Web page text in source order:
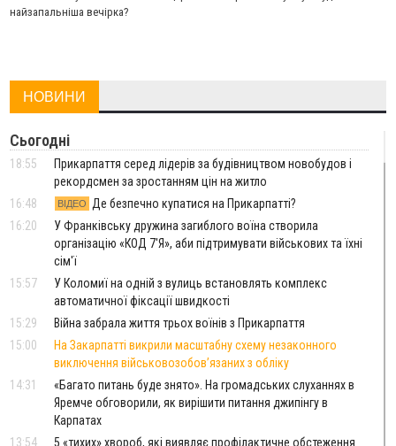
найзапальніша вечірка?
НОВИНИ
Сьогодні
18:55
Прикарпаття серед лідерів за будівництвом новобудов і
рекордсмен за зростанням цін на житло
16:48
ВІДЕО
Де безпечно купатися на Прикарпатті?
16:20
У Франківську дружина загиблого воїна створила
організацію «КОД 7'Я», аби підтримувати військових та їхні
сім'ї
15:57
У Коломиї на одній з вулиць встановлять комплекс
автоматичної фіксації швидкості
15:29
Війна забрала життя трьох воїнів з Прикарпаття
15:00
На Закарпатті викрили масштабну схему незаконного
виключення військовозобов’язаних з обліку
14:31
«Багато питань буде знято». На громадських слуханнях в
Яремче обговорили, як вирішити питання джипінгу в
Карпатах
13:54
5 «тихих» хвороб, які виявляє профілактичне обстеження